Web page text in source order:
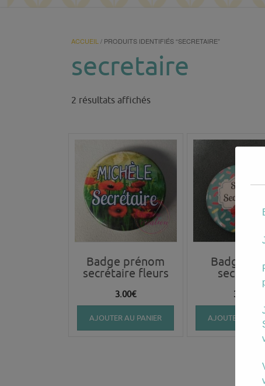
ACCUEIL / PRODUITS IDENTIFIÉS “SECRETAIRE”
secretaire
2 résultats affichésTrié
récent
plus
ancien
Badge prénom
secrétaire fleurs
3.00€
AJOUTER AU PANIER
Badge
3.00
AJOUTER AU